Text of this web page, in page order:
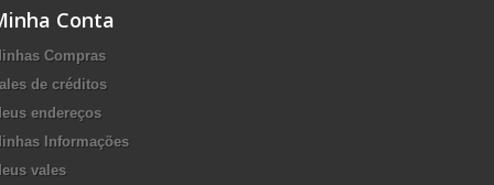
Conta
Compras
de créditos
endereços
Informações
vales